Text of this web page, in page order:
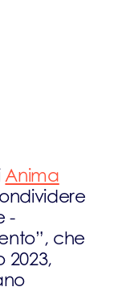
Anima
-
che
2023,